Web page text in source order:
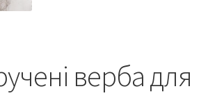
верба для